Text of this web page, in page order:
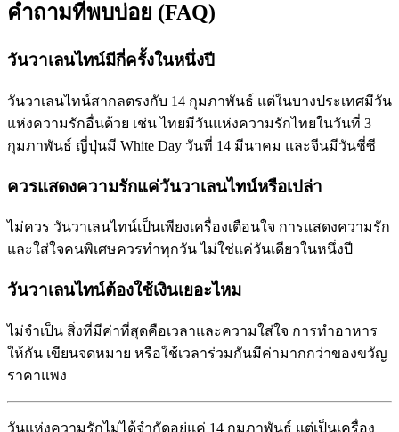
คำถามที่พบบ่อย (FAQ)
วันวาเลนไทน์มีกี่ครั้งในหนึ่งปี
วันวาเลนไทน์สากลตรงกับ 14 กุมภาพันธ์ แต่ในบางประเทศมีวัน
แห่งความรักอื่นด้วย เช่น ไทยมีวันแห่งความรักไทยในวันที่ 3
กุมภาพันธ์ ญี่ปุ่นมี White Day วันที่ 14 มีนาคม และจีนมีวันชี่ซี
ควรแสดงความรักแค่วันวาเลนไทน์หรือเปล่า
ไม่ควร วันวาเลนไทน์เป็นเพียงเครื่องเตือนใจ การแสดงความรัก
และใส่ใจคนพิเศษควรทำทุกวัน ไม่ใช่แค่วันเดียวในหนึ่งปี
วันวาเลนไทน์ต้องใช้เงินเยอะไหม
ไม่จำเป็น สิ่งที่มีค่าที่สุดคือเวลาและความใส่ใจ การทำอาหาร
ให้กัน เขียนจดหมาย หรือใช้เวลาร่วมกันมีค่ามากกว่าของขวัญ
ราคาแพง
วันแห่งความรักไม่ได้จำกัดอยู่แค่ 14 กุมภาพันธ์ แต่เป็นเครื่อง